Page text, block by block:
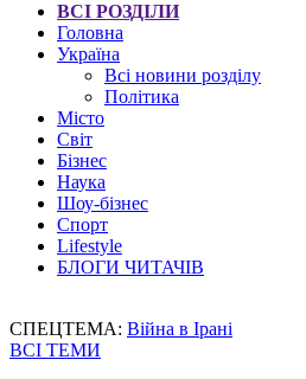
ВСІ РОЗДІЛИ
Головна
Україна
Всі новини розділу
Політика
Місто
Світ
Бізнес
Наука
Шоу-бізнес
Спорт
Lifestyle
БЛОГИ ЧИТАЧІВ
СПЕЦТЕМА: Війна в Ірані
ВСІ ТЕМИ